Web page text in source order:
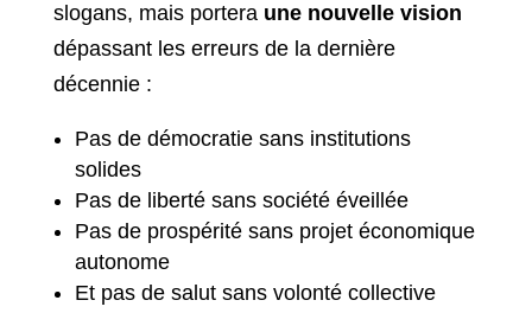
slogans, mais portera une nouvelle vision
dépassant les erreurs de la dernière
décennie :
Pas de démocratie sans institutions
solides
Pas de liberté sans société éveillée
Pas de prospérité sans projet économique
autonome
Et pas de salut sans volonté collective